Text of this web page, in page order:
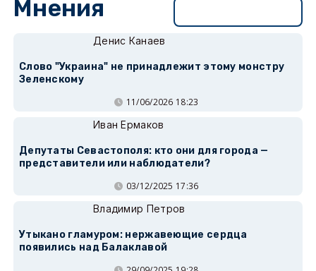
Мнения
Денис Канаев
Слово "Украина" не принадлежит этому монстру
Зеленскому
11/06/2026 18:23
Иван Ермаков
Депутаты Севастополя: кто они для города —
представители или наблюдатели?
03/12/2025 17:36
Владимир Петров
Утыкано гламуром: нержавеющие сердца
появились над Балаклавой